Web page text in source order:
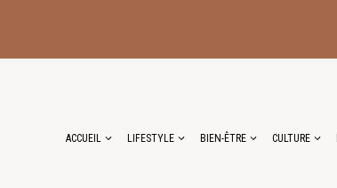
ACCUEIL LIFESTYLE BIEN-ÊTRE CULTURE